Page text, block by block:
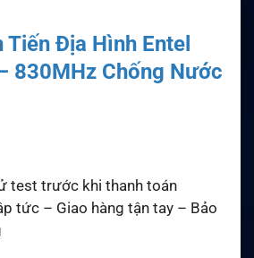
Địa Hình Entel
830MHz Chống Nước
test trước khi thanh toán
tức – Giao hàng tận tay – Bảo